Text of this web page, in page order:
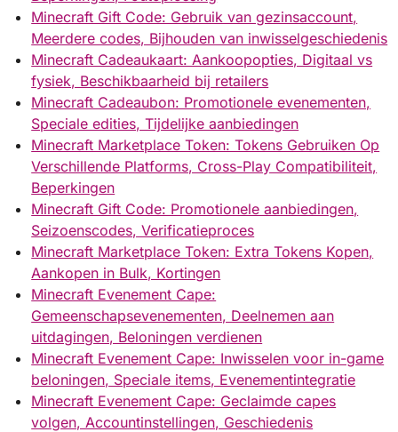
Minecraft Gift Code: Gebruik van gezinsaccount,
Meerdere codes, Bijhouden van inwisselgeschiedenis
Minecraft Cadeaukaart: Aankoopopties, Digitaal vs
fysiek, Beschikbaarheid bij retailers
Minecraft Cadeaubon: Promotionele evenementen,
Speciale edities, Tijdelijke aanbiedingen
Minecraft Marketplace Token: Tokens Gebruiken Op
Verschillende Platforms, Cross-Play Compatibiliteit,
Beperkingen
Minecraft Gift Code: Promotionele aanbiedingen,
Seizoenscodes, Verificatieproces
Minecraft Marketplace Token: Extra Tokens Kopen,
Aankopen in Bulk, Kortingen
Minecraft Evenement Cape:
Gemeenschapsevenementen, Deelnemen aan
uitdagingen, Beloningen verdienen
Minecraft Evenement Cape: Inwisselen voor in-game
beloningen, Speciale items, Evenementintegratie
Minecraft Evenement Cape: Geclaimde capes
volgen, Accountinstellingen, Geschiedenis